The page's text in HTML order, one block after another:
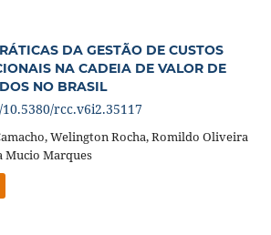
DA GESTÃO DE CUSTOS
NA CADEIA DE VALOR DE
NO BRASIL
rcc.v6i2.35117
Welington Rocha, Romildo Oliveira
Mucio Marques